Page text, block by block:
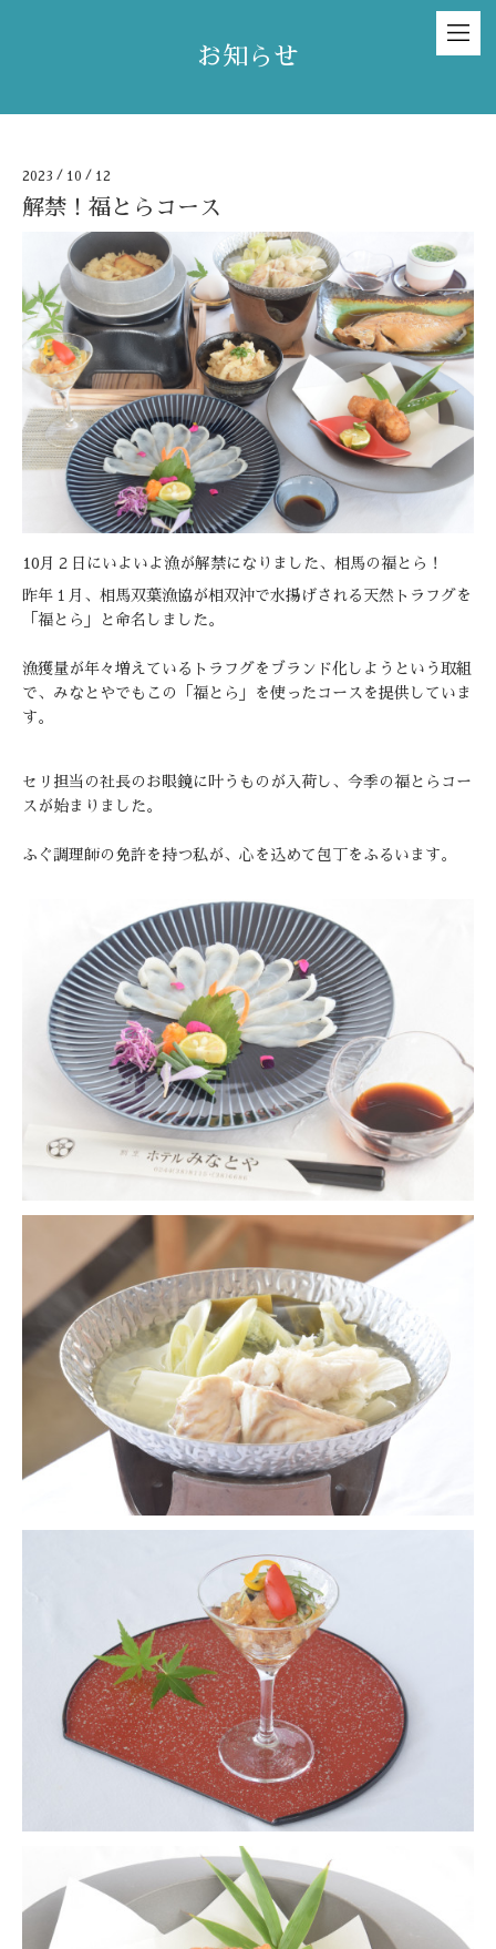
お知らせ
2023 / 10 / 12
解禁！福とらコース
10月２日にいよいよ漁が解禁になりました、相馬の福とら！
昨年１月、相馬双葉漁協が相双沖で水揚げされる天然トラフグを
「福とら」と命名しました。
漁獲量が年々増えているトラフグをブランド化しようという取組
で、みなとやでもこの「福とら」を使ったコースを提供していま
す。
セリ担当の社長のお眼鏡に叶うものが入荷し、今季の福とらコー
スが始まりました。
ふぐ調理師の免許を持つ私が、心を込めて包丁をふるいます。